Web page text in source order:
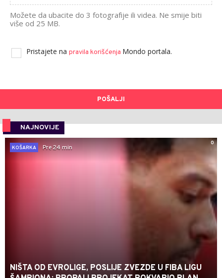
Možete da ubacite do 3 fotografije ili videa. Ne smije biti
više od 25 MB.
Pristajete na pravila korišćenja Mondo portala.
POŠALJI
NAJNOVIJE
0
KOŠARKA
Pre 24 min
NIŠTA OD EVROLIGE, POSLIJE ZVEZDE U FIBA LIGU